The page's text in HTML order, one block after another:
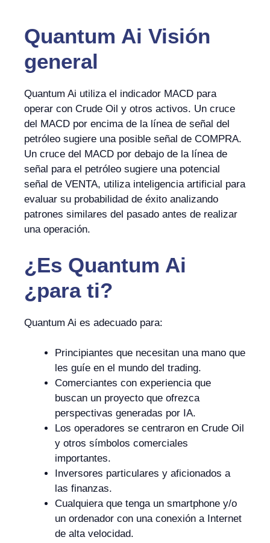
Quantum Ai Visión
general
Quantum Ai utiliza el indicador MACD para
operar con Crude Oil y otros activos. Un cruce
del MACD por encima de la línea de señal del
petróleo sugiere una posible señal de COMPRA.
Un cruce del MACD por debajo de la línea de
señal para el petróleo sugiere una potencial
señal de VENTA, utiliza inteligencia artificial para
evaluar su probabilidad de éxito analizando
patrones similares del pasado antes de realizar
una operación.
¿Es Quantum Ai
¿para ti?
Quantum Ai es adecuado para:
Principiantes que necesitan una mano que
les guíe en el mundo del trading.
Comerciantes con experiencia que
buscan un proyecto que ofrezca
perspectivas generadas por IA.
Los operadores se centraron en Crude Oil
y otros símbolos comerciales
importantes.
Inversores particulares y aficionados a
las finanzas.
Cualquiera que tenga un smartphone y/o
un ordenador con una conexión a Internet
de alta velocidad.